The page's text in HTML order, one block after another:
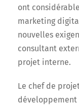
ont
marketing
nouvelles
consultant
projet interne.
Le chef de
développement